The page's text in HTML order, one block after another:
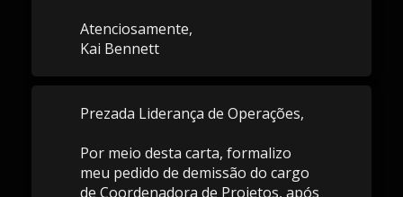
Atenciosamente,
Kai Bennett
Prezada Liderança de Operações,
Por meio desta carta, formalizo
meu pedido de demissão do cargo
de Coordenadora de Projetos, após